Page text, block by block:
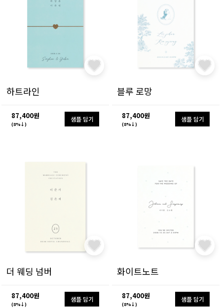
하트라인
87,400원
(8%↓)
샘플 담기
블루 로망
87,400원
(8%↓)
샘플 담기
더 웨딩 넘버
87,400원
(8%↓)
샘플 담기
화이트노트
87,400원
(8%↓)
샘플 담기